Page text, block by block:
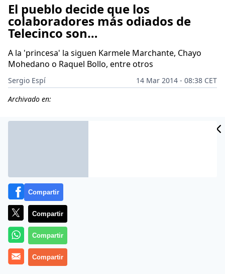
El pueblo decide que los
colaboradores más odiados de
Telecinco son…
A la 'princesa' la siguen Karmele Marchante, Chayo
Mohedano o Raquel Bollo, entre otros
Sergio Espí
14 Mar 2014 - 08:38 CET
Archivado en:
Más información
Compartir
Compartir
Compartir
Compartir